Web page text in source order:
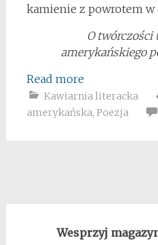
kamienie z powrotem w
O twórczości
amerykańskiego
Read more
Kawiarnia literacka
amerykańska, Poezja
Wesprzyj